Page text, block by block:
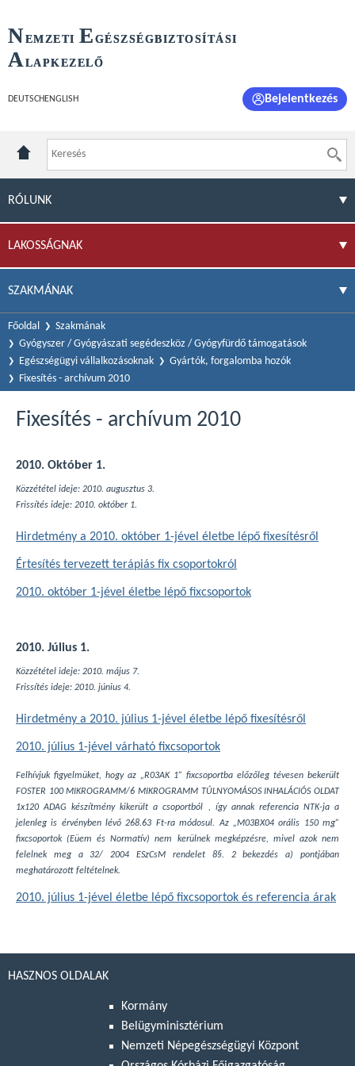
NEMZETI E GÉSZSÉGBIZTOSÍTÁSI
ALAPKEZELŐ
DEUTSCH ENGLISH Bejelentkezés
RÓLUNK
LAKOSSÁGNAK
SZAKMÁNAK
Főoldal
Szakmának
Gyógyszer / Gyógyászati segédeszköz / Gyógyfürdő támogatások
Egészségügyi vállalkozásoknak
Gyártók, forgalomba hozók
Fixesítés - archívum 2010
Fixesítés - archívum 2010
2010. Október 1.
Közzététel ideje: 2010. augusztus 3.
Frissítés ideje: 2010. október 1.
Hirdetmény a 2010. október 1-jével életbe lépő fixesítésről
Értesítés tervezett terápiás fix csoportokról
2010. október 1-jével életbe lépő fixcsoportok
2010. Július 1.
Közzététel ideje: 2010. május 7.
Frissítés ideje: 2010. június 4.
Hirdetmény a 2010. július 1-jével életbe lépő fixesítésről
2010. július 1-jével várható fixcsoportok
Felhívjuk figyelmüket, hogy az „R03AK 1” fixcsoportba előzőleg tévesen bekerült
FOSTER 100 MIKROGRAMM/6 MIKROGRAMM TÚLNYOMÁSOS INHALÁCIÓS OLDAT
1x120 ADAG készítmény kikerült a csoportból , így annak referencia NTK-ja a
jelenleg is érvényben lévő 268.63 Ft-ra módosul. Az „M03BX04 orális 150 mg”
fixcsoportok (Eüem és Normatív) nem kerülnek megképzésre, mivel azok nem
felelnek meg a 32/ 2004 ESzCsM rendelet 8§. 2 bekezdés a) pontjában
meghatározott feltételnek.
2010. július 1-jével életbe lépő fixcsoportok és referencia árak
HASZNOS OLDALAK
Kormány
Belügyminisztérium
Nemzeti Népegészségügyi Központ